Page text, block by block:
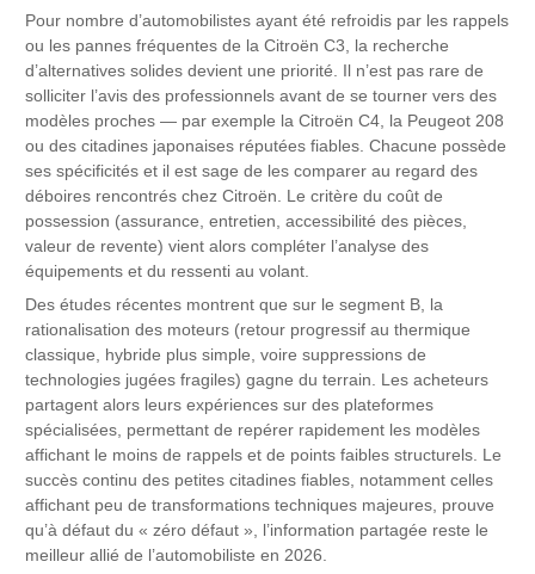
Pour nombre d’automobilistes ayant été refroidis par les rappels
ou les pannes fréquentes de la Citroën C3, la recherche
d’alternatives solides devient une priorité. Il n’est pas rare de
solliciter l’avis des professionnels avant de se tourner vers des
modèles proches — par exemple la Citroën C4, la Peugeot 208
ou des citadines japonaises réputées fiables. Chacune possède
ses spécificités et il est sage de les comparer au regard des
déboires rencontrés chez Citroën. Le critère du coût de
possession (assurance, entretien, accessibilité des pièces,
valeur de revente) vient alors compléter l’analyse des
équipements et du ressenti au volant.
Des études récentes montrent que sur le segment B, la
rationalisation des moteurs (retour progressif au thermique
classique, hybride plus simple, voire suppressions de
technologies jugées fragiles) gagne du terrain. Les acheteurs
partagent alors leurs expériences sur des plateformes
spécialisées, permettant de repérer rapidement les modèles
affichant le moins de rappels et de points faibles structurels. Le
succès continu des petites citadines fiables, notamment celles
affichant peu de transformations techniques majeures, prouve
qu’à défaut du « zéro défaut », l’information partagée reste le
meilleur allié de l’automobiliste en 2026.